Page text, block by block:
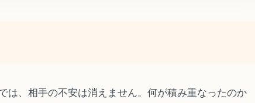
は、相手の不安は消えません。何が積み重なったのか